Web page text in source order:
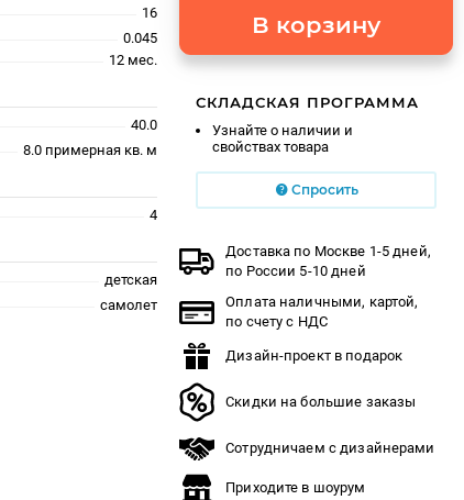
16
0.045
12 мес.
40.0
8.0 примерная кв. м
4
детская
самолет
В корзину
СКЛАДСКАЯ ПРОГРАММА
Узнайте о наличии и
свойствах товара
Спросить
Доставка по Москве 1-5 дней,
по России 5-10 дней
Оплата наличными, картой,
по счету с НДС
Дизайн-проект в подарок
Скидки на большие заказы
Сотрудничаем с дизайнерами
Приходите в шоурум